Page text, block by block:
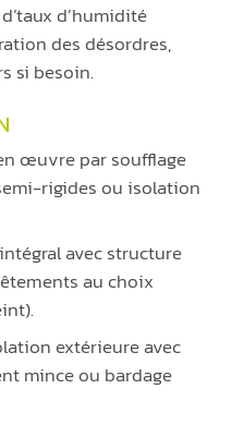
d’humidité
des désordres,
si besoin.
œuvre par soufflage
rigides ou isolation
avec structure
au choix
extérieure avec
mince ou bardage